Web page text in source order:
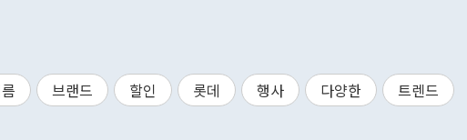
브랜드 할인 롯데 행사 다양한
트렌드